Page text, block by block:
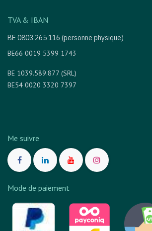
TVA & IBAN
BE 0803 265 116 (personne physique)
BE66 0019 5399 1743
BE 1039.589.877 (SRL)
BE54 0020 3320 7397
Me suivre
Mode de paiement